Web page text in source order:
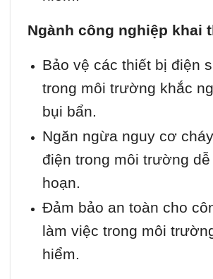
Ngành công nghiệp khai
Bảo vệ các thiết bị điện
trong môi trường khắc
bụi bẩn.
Ngăn ngừa nguy cơ
điện trong môi trường
hoạn.
Đảm bảo an toàn cho
làm việc trong môi
hiểm.